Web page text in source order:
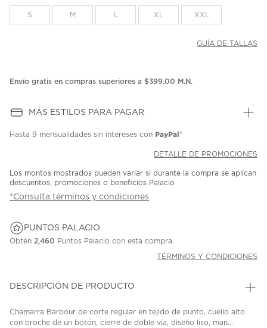
la
misma
S M XL XXL
GUÍA DE TALLAS
Envío gratis en compras superiores a $399.00 M.N.
MÁS ESTILOS PARA PAGAR
Hasta 9 mensualidades sin intereses con PayPal*
DETALLE DE PROMOCIONES
Los montos mostrados pueden variar si durante la compra se aplican
descuentos, promociones o beneficios Palacio
*Consulta términos y condiciones
PUNTOS PALACIO
Obtén 2,460 Puntos Palacio con esta compra.
TÉRMINOS Y CONDICIONES
DESCRIPCIÓN DE PRODUCTO
Chamarra Barbour de corte regular en tejido de punto, cuello alto
con broche de un botón, cierre de doble vía, diseño liso, man...